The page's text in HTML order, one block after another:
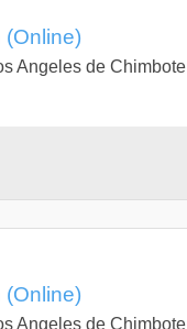
Angeles de Chimbote
Angeles de Chimbote